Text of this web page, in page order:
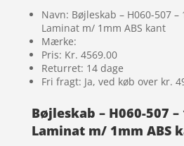
Navn: Bøjleskab – H060-507 –
Laminat m/ 1mm ABS kant
Mærke:
Pris: Kr. 4569.00
Returret: 14 dage
Fri fragt: Ja, ved køb over kr.
Bøjleskab – H060-507
Laminat m/ 1mm ABS